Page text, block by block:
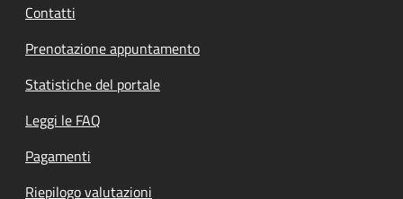
Contatti
Prenotazione appuntamento
Statistiche del portale
Leggi le FAQ
Pagamenti
Riepilogo valutazioni